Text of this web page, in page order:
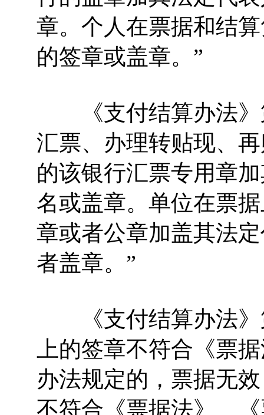
章。个人在票据和结
的签章或盖章。”
《支付结算办法》
汇票、办理转贴现、
的该银行汇票专用章
名或盖章。单位在票
章或者公章加盖其法
者盖章。”
《支付结算办法》
上的签章不符合《票
办法规定的，票据无
不符合《票据法》、